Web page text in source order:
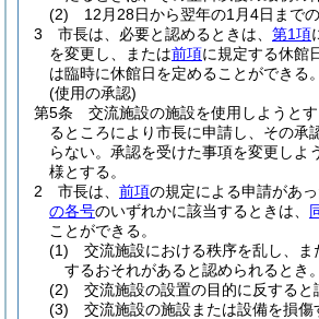
(2)
12月28日から翌年の1月4日まで
3
市長は、必要と認めるときは、 第1項
を変更し、または前項に規定する休館
は臨時に休館日を定めることができる。
(使用の承認)
第5条
交流施設の施設を使用しようと
るところにより市長に申請し、その承
らない。 承認を受けた事項を変更しよ
様とする。
2
市長は、 前項の規定による申請があっ
の各号のいずれかに該当するときは、
ことができる。
(1)
交流施設における秩序を乱し、
するおそれがあると認められるとき。
(2)
交流施設の設置の目的に反すると
(3)
交流施設の施設または設備を損傷